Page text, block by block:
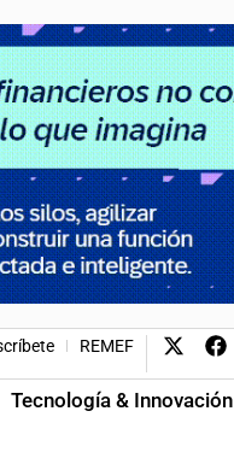
REMEF
Tecnología & Innovación